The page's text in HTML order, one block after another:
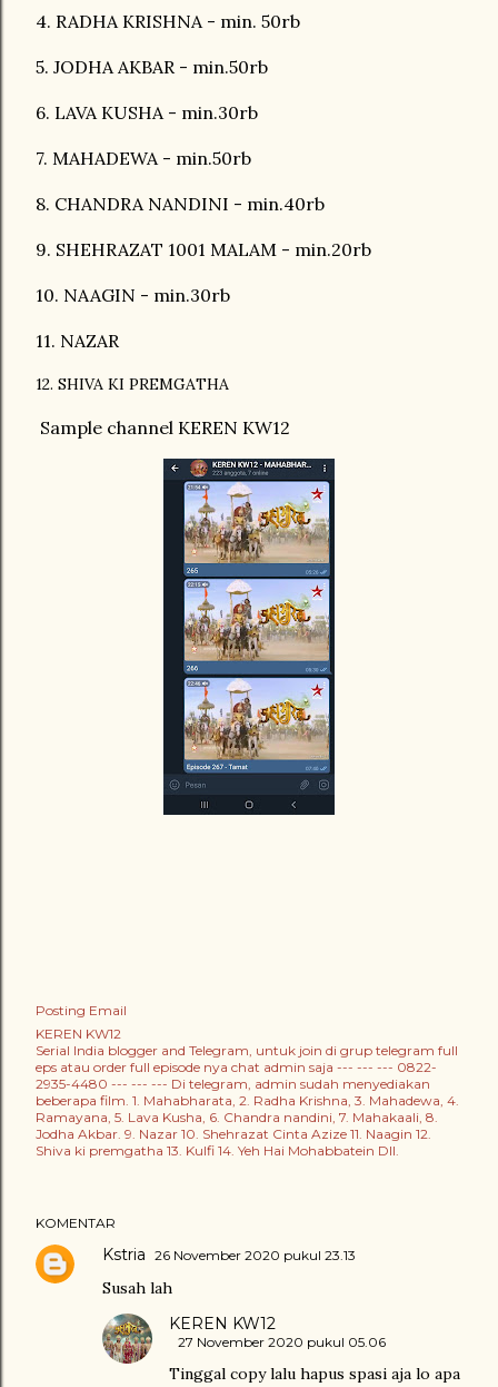
4. RADHA KRISHNA - min. 50rb
5. JODHA AKBAR - min.50rb
6. LAVA KUSHA - min.30rb
7. MAHADEWA - min.50rb
8. CHANDRA NANDINI - min.40rb
9. SHEHRAZAT 1001 MALAM - min.20rb
10. NAAGIN - min.30rb
11. NAZAR
12. SHIVA KI PREMGATHA
Sample channel KEREN KW12
Posting Email
KEREN KW12
Serial India blogger and Telegram, untuk join di grup telegram full
eps atau order full episode nya chat admin saja --- --- --- 0822-
2935-4480 --- --- --- Di telegram, admin sudah menyediakan
beberapa film. 1. Mahabharata, 2. Radha Krishna, 3. Mahadewa, 4.
Ramayana, 5. Lava Kusha, 6. Chandra nandini, 7. Mahakaali, 8.
Jodha Akbar. 9. Nazar 10. Shehrazat Cinta Azize 11. Naagin 12.
Shiva ki premgatha 13. Kulfi 14. Yeh Hai Mohabbatein Dll.
KOMENTAR
Kstria 26 November 2020 pukul 23.13
Susah lah
KEREN KW12
27 November 2020 pukul 05.06
Tinggal copy lalu hapus spasi aja lo apa